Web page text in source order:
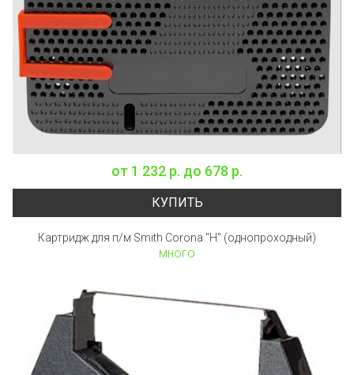
от 1 232 р. до 678 р.
КУПИТЬ
Картридж для п/м Smith Corona "H" (однопроходный)
много